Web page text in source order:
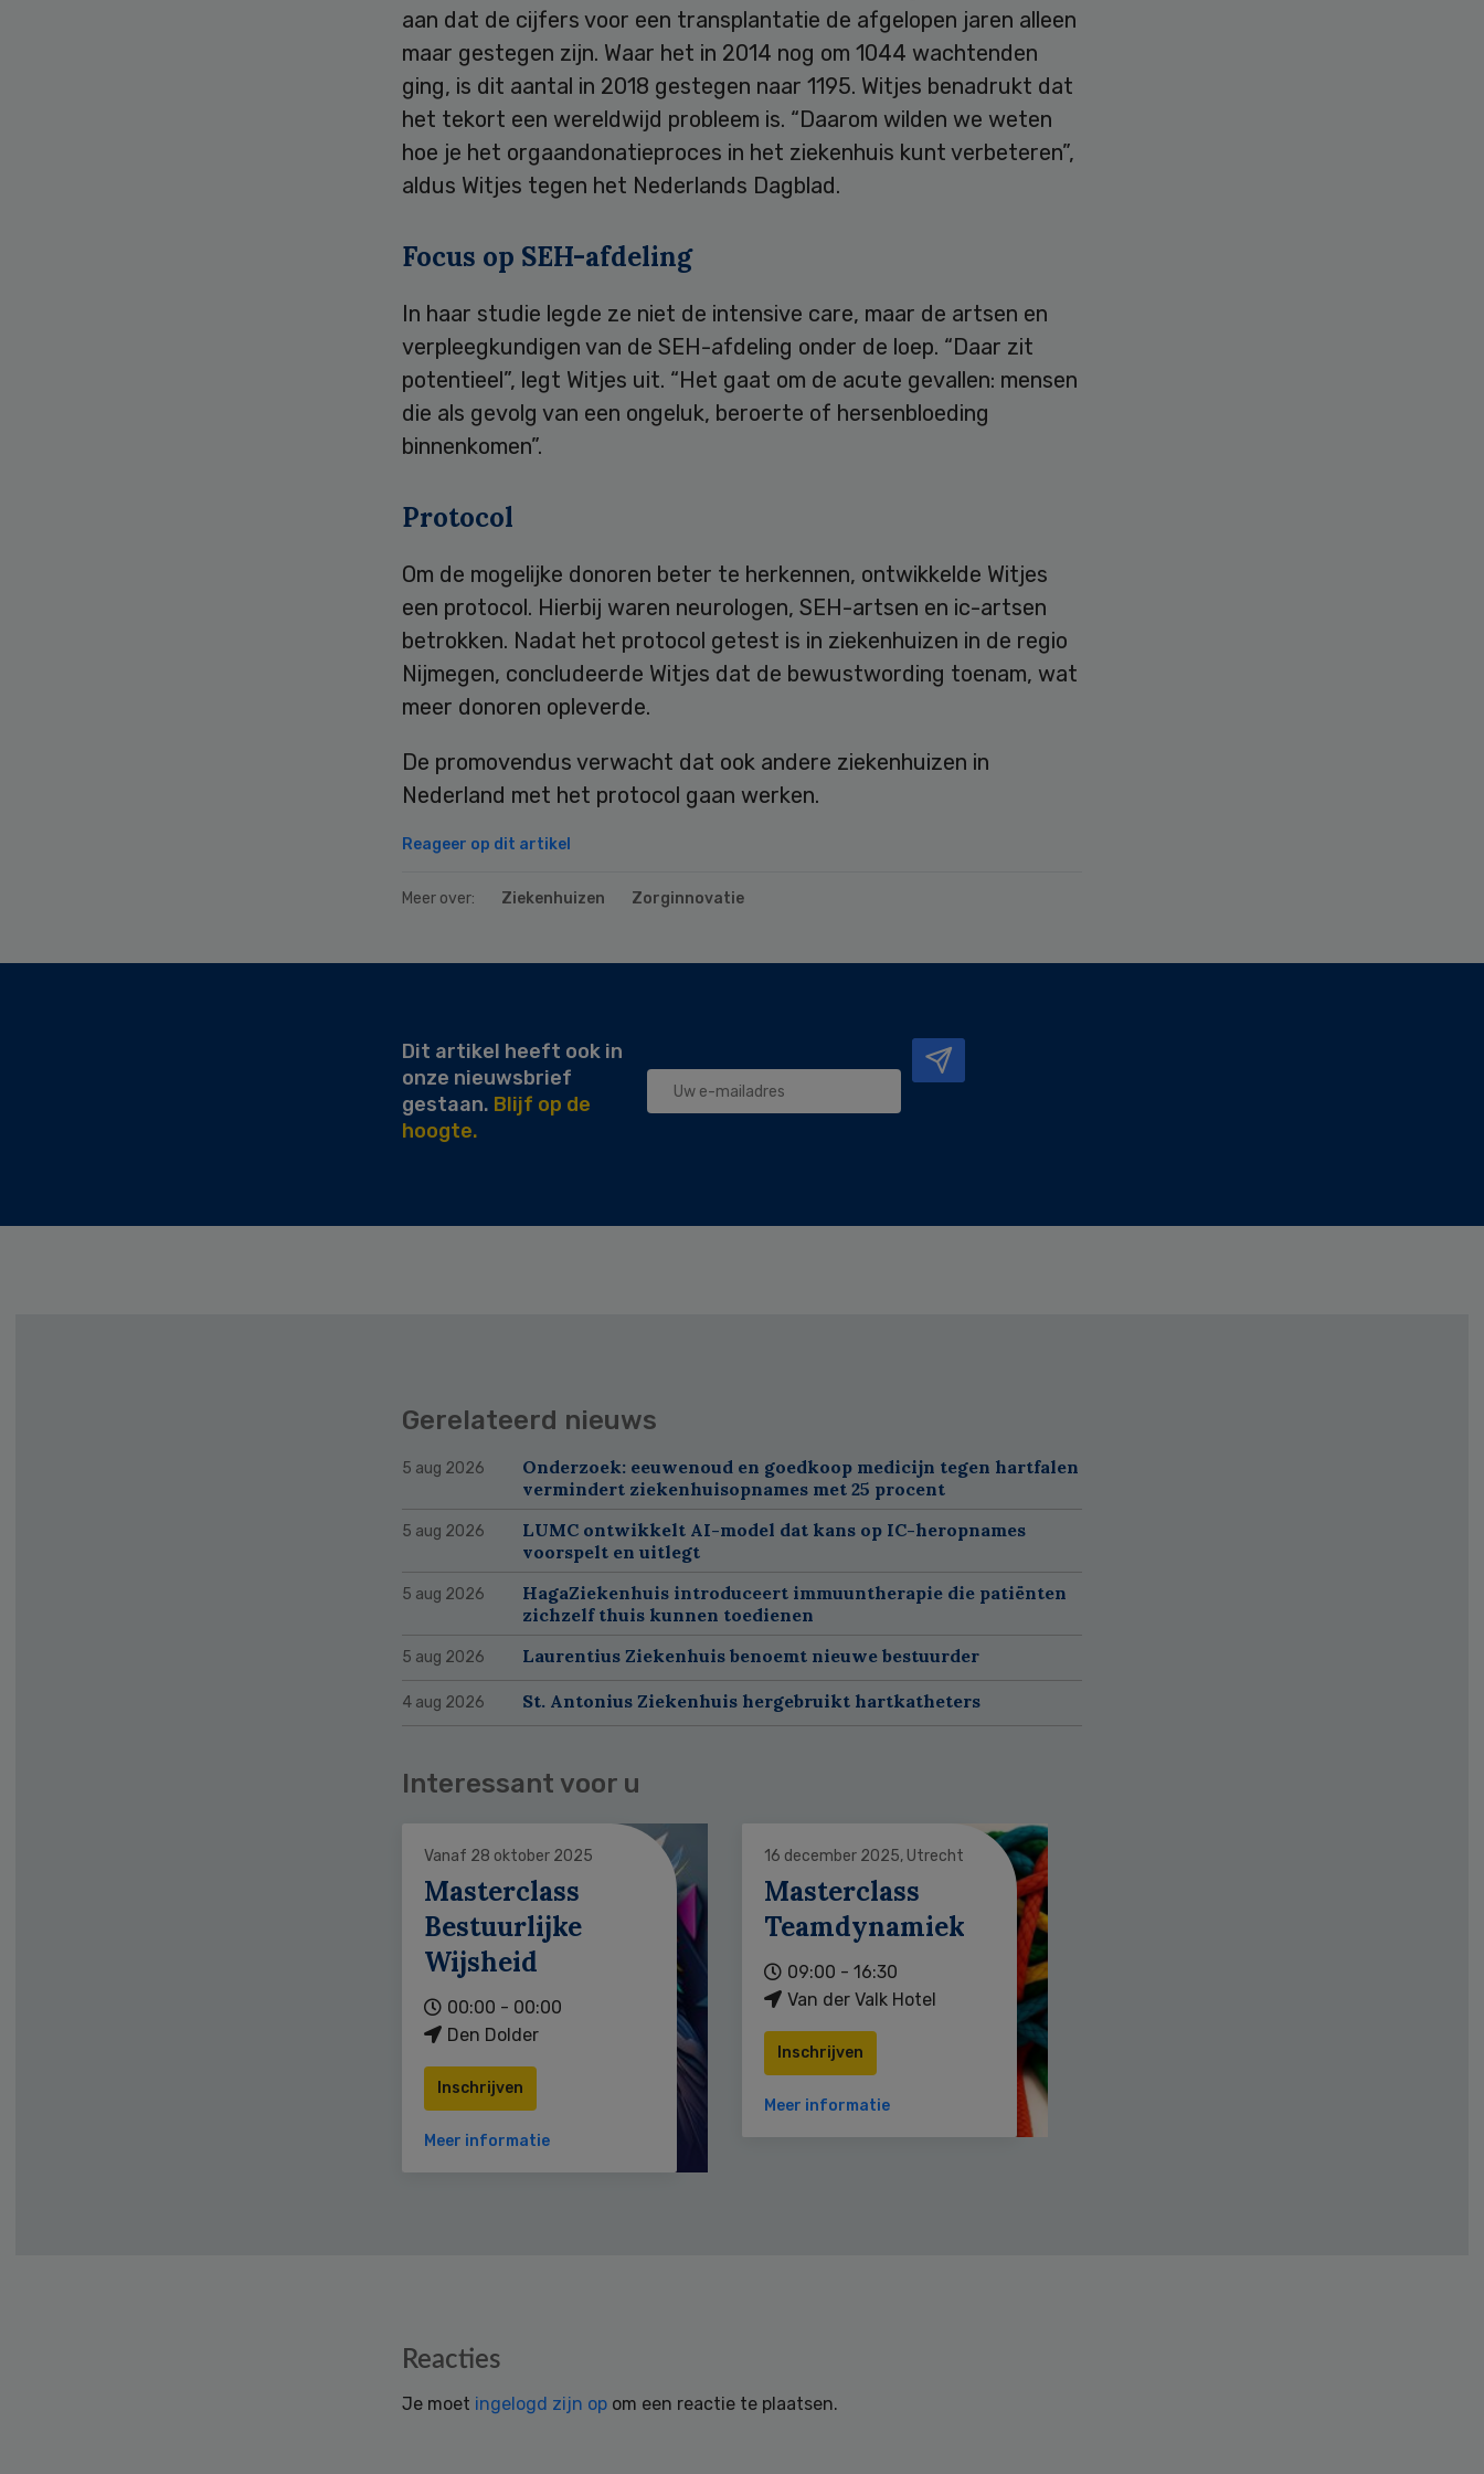
aan dat de cijfers voor een transplantatie de afgelopen jaren alleen
maar gestegen zijn. Waar het in 2014 nog om 1044 wachtenden
ging, is dit aantal in 2018 gestegen naar 1195. Witjes benadrukt dat
het tekort een wereldwijd probleem is. “Daarom wilden we weten
hoe je het orgaandonatieproces in het ziekenhuis kunt verbeteren”,
aldus Witjes tegen het Nederlands Dagblad.
Focus op SEH-afdeling
In haar studie legde ze niet de intensive care, maar de artsen en
verpleegkundigen van de SEH-afdeling onder de loep. “Daar zit
potentieel”, legt Witjes uit. “Het gaat om de acute gevallen: mensen
die als gevolg van een ongeluk, beroerte of hersenbloeding
binnenkomen”.
Protocol
Om de mogelijke donoren beter te herkennen, ontwikkelde Witjes
een protocol. Hierbij waren neurologen, SEH-artsen en ic-artsen
betrokken. Nadat het protocol getest is in ziekenhuizen in de regio
Nijmegen, concludeerde Witjes dat de bewustwording toenam, wat
meer donoren opleverde.
De promovendus verwacht dat ook andere ziekenhuizen in
Nederland met het protocol gaan werken.
Reageer op dit artikel
Meer over: Ziekenhuizen Zorginnovatie
Secondary
Dit artikel heeft ook in
onze nieuwsbrief
gestaan. Blijf op de
hoogte.
Gerelateerd nieuws
5 aug 2026
Onderzoek: eeuwenoud en goedkoop medicijn tegen hartfalen
vermindert ziekenhuisopnames met 25 procent
5 aug 2026
LUMC ontwikkelt AI-model dat kans op IC-heropnames
voorspelt en uitlegt
5 aug 2026
HagaZiekenhuis introduceert immuuntherapie die patiënten
zichzelf thuis kunnen toedienen
5 aug 2026 Laurentius Ziekenhuis benoemt nieuwe bestuurder
4 aug 2026 St. Antonius Ziekenhuis hergebruikt hartkatheters
Interessant voor u
Vanaf 28 oktober 2025
Masterclass
Bestuurlijke
Wijsheid
00:00 - 00:00
Den Dolder
Inschrijven
Meer informatie
16 december 2025, Utrecht
Masterclass
Teamdynamiek
09:00 - 16:30
Van der Valk Hotel
Inschrijven
Meer informatie
Reacties
Je moet ingelogd zijn op om een reactie te plaatsen.